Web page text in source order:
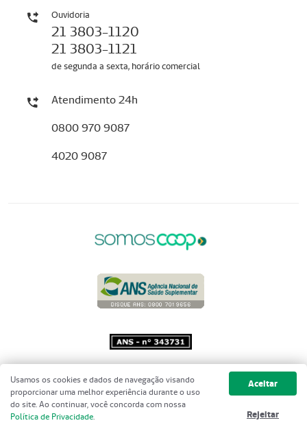
Ouvidoria
21 3803-1120
21 3803-1121
de segunda a sexta, horário comercial
Atendimento 24h
0800 970 9087
4020 9087
Copyright 2001 - 2026 Unimed do
Brasil - Todos os direitos reservados
Usamos os cookies e dados de navegação visando
proporcionar uma melhor experiência durante o uso
do site. Ao continuar, você concorda com nossa
Política de Privacidade.
Aceitar
Rejeitar